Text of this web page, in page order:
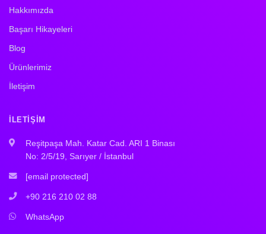
Hakkımızda
Başarı Hikayeleri
Blog
Ürünlerimiz
İletişim
İLETIŞIM
Reşitpaşa Mah. Katar Cad. ARI 1 Binası
No: 2/5/19, Sarıyer / İstanbul
[email protected]
+90 216 210 02 88
WhatsApp